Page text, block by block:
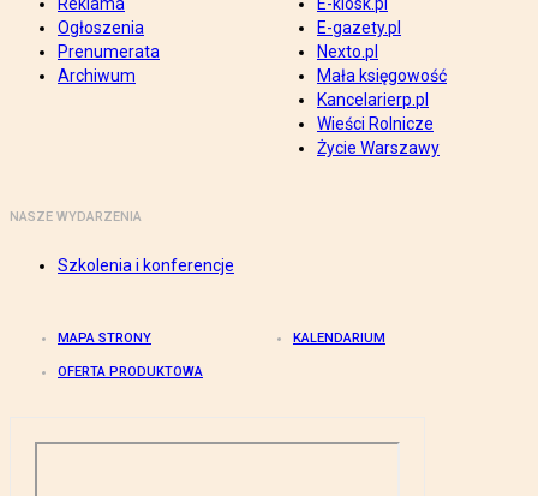
Ogłoszenia
Prenumerata
Archiwum
E-gazety.pl
Nexto.pl
Mała księgowość
Kancelarierp.pl
Wieści Rolnicze
Życie Warszawy
NASZE WYDARZENIA
Szkolenia i konferencje
MAPA STRONY KALENDARIUM
OFERTA PRODUKTOWA